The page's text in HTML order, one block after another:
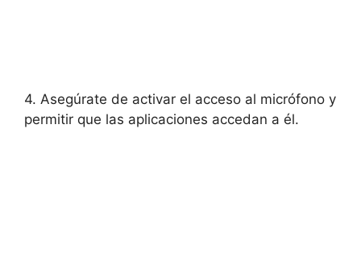
4. Asegúrate de activar el acceso al micrófono y
permitir que las aplicaciones accedan a él.